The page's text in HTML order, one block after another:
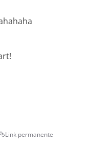
Link permanente